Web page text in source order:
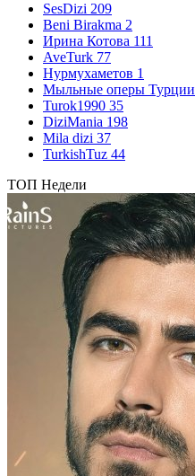
SesDizi 209
Beni Birakma 2
Ирина Котова 111
AveTurk 77
Нурмухаметов 1
Мыльные оперы Турции
Turok1990 35
DiziMania 198
Mila dizi 37
TurkishTuz 44
ТОП Недели